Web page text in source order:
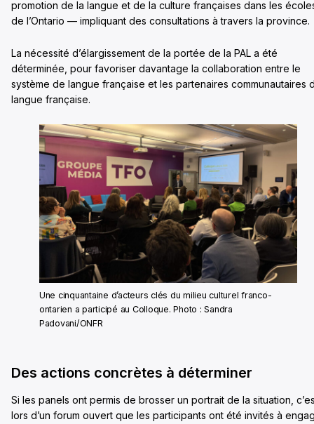
promotion de la langue et de la culture françaises dans les
de l’Ontario — impliquant des consultations à travers la province.
La nécessité d’élargissement de la portée de la PAL a été
déterminée, pour favoriser davantage la collaboration entre le
système de langue française et les partenaires communautaires
langue française.
Une cinquantaine d’acteurs clés du milieu culturel franco-
ontarien a participé au Colloque. Photo : Sandra
Padovani/ONFR
Des actions concrètes à déterminer
Si les panels ont permis de brosser un portrait de la situation,
lors d’un forum ouvert que les participants ont été invités à